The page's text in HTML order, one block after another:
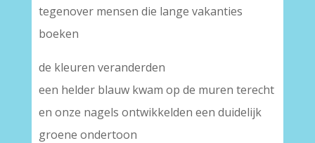
tegenover mensen die lange vakanties
boeken
de kleuren veranderden
een helder blauw kwam op de muren terecht
en onze nagels ontwikkelden een duidelijk
groene ondertoon